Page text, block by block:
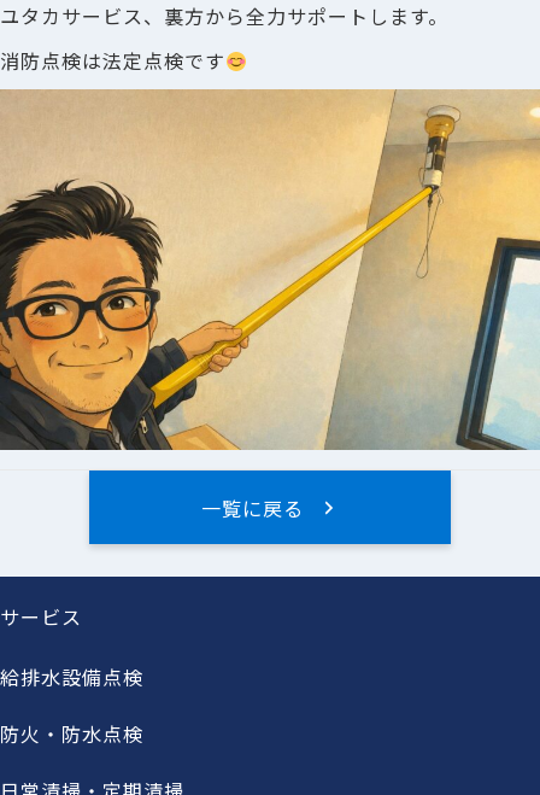
ユタカサービス、裏方から全力サポートします。
消防点検は法定点検です
一覧に戻る
サービス
給排水設備点検
防火・防水点検